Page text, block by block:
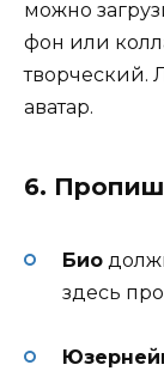
можно
фон или
творческий.
аватар.
6.
Био
здесь